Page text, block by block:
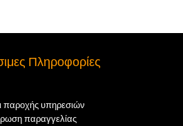
Πληροφορίες
παροχής υπηρεσιών
παραγγελίας